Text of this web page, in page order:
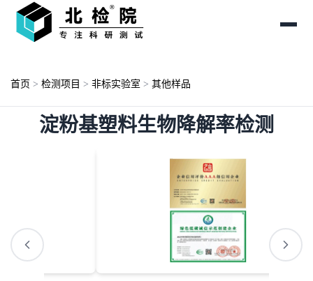
首页 > 检测项目 > 非标实验室 > 其他样品
淀粉基塑料生物降解率检测